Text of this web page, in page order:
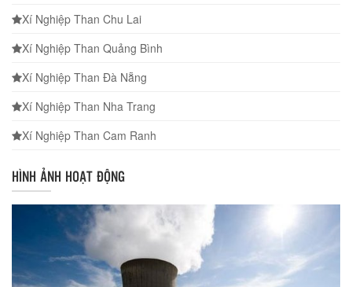
Xí Nghiệp Than Chu Lai
Xí Nghiệp Than Quảng Bình
Xí Nghiệp Than Đà Nẵng
Xí Nghiệp Than Nha Trang
Xí Nghiệp Than Cam Ranh
HÌNH ẢNH HOẠT ĐỘNG